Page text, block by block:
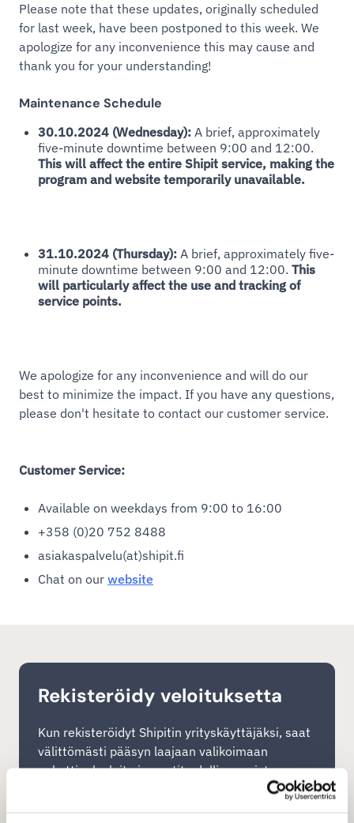
Please note that these updates, originally scheduled
for last week, have been postponed to this week. We
apologize for any inconvenience this may cause and
thank you for your understanding!
Maintenance Schedule
30.10.2024 (Wednesday): A brief, approximately
five-minute downtime between 9:00 and 12:00.
This will affect the entire Shipit service, making the
program and website temporarily unavailable.
31.10.2024 (Thursday): A brief, approximately five-
minute downtime between 9:00 and 12:00. This
will particularly affect the use and tracking of
service points.
We apologize for any inconvenience and will do our
best to minimize the impact. If you have any questions,
please don't hesitate to contact our customer service.
Customer Service:
Available on weekdays from 9:00 to 16:00
+358 (0)20 752 8488
asiakaspalvelu(at)shipit.fi
Chat on our website
Rekisteröidy veloituksetta
Kun rekisteröidyt Shipitin yrityskäyttäjäksi, saat
välittömästi pääsyn laajaan valikoimaan
pakettipalveluita ja nautit edullisemmista
kuljetushinnoista. Shipitin helppokäyttöinen